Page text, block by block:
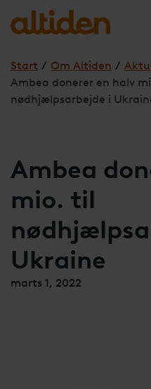
Start / Om Altiden /
Ambea donerer en halv
nødhjælpsarbejde i
Ambea
mio. til
Ukraine
marts 1, 2022